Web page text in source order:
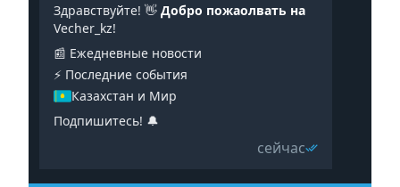
Здравствуйте! 👋 Добро пожаолвать на
Vecher_kz!
📰 Ежедневные новости
⚡️ Последние события
Казахстан и Мир
Подпишитесь! 🔔
сейчас